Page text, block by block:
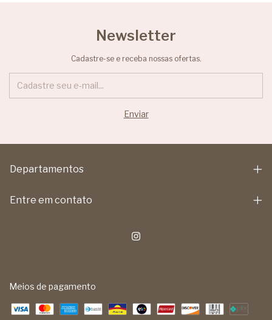
Newsletter
Cadastre-se e receba nossas ofertas.
Departamentos
Entre em contato
Meios de pagamento